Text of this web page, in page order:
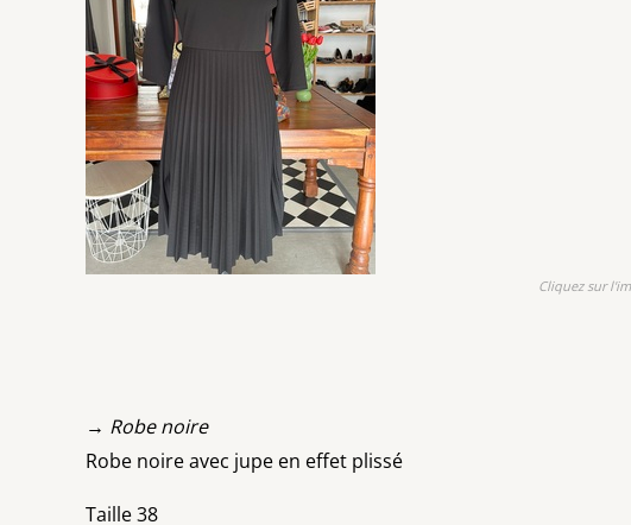
Cliquez sur
→ Robe noire
Robe noire avec jupe en effet plissé
Taille 38